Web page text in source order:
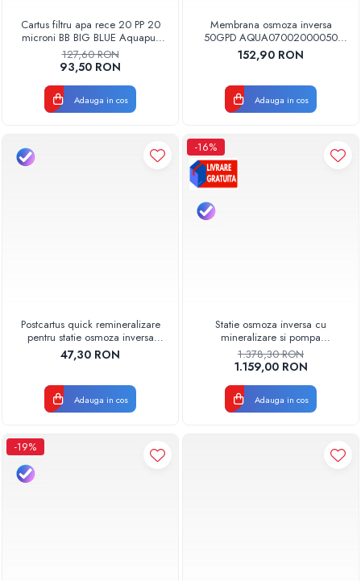
Cartus filtru apa rece 20 PP 20
microni BB BIG BLUE Aquapur
Valhoh Valrom
AQUA07100120020
127,60 RON
93,50 RON
Adauga in cos
Membrana osmoza inversa
50GPD AQUA07002000050
Aquapur Valhoh Valrom
152,90 RON
Adauga in cos
Postcartus quick remineralizare
pentru statie osmoza inversa
AQUA07004010000 Aquapur
Valhoh Valrom
47,30 RON
Adauga in cos
-16%
Statie osmoza inversa cu
mineralizare si pompa
AQUA05323311020 Aquapur
Valhoh Valrom
1.378,30 RON
1.159,00 RON
Adauga in cos
-19%